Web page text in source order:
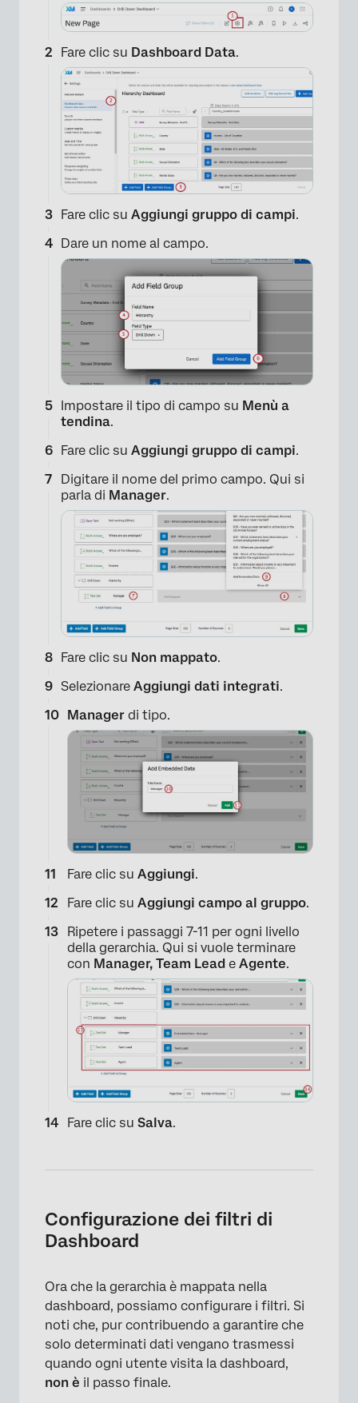
×
×
Fare clic su Dashboard Data.
×
Fare clic su Aggiungi gruppo di campi.
Dare un nome al campo.
×
Impostare il tipo di campo su Menù a
tendina.
Fare clic su Aggiungi gruppo di campi.
Digitare il nome del primo campo. Qui si
parla di Manager.
Fare clic su Non mappato.
Selezionare Aggiungi dati integrati.
Manager di tipo.
Fare clic su Aggiungi.
Fare clic su Aggiungi campo al gruppo.
Ripetere i passaggi 7-11 per ogni livello
della gerarchia. Qui si vuole terminare
con Manager, Team Lead e Agente.
Fare clic su Salva.
Configurazione dei filtri di
Dashboard
Ora che la gerarchia è mappata nella
dashboard, possiamo configurare i filtri. Si
noti che, pur contribuendo a garantire che
solo determinati dati vengano trasmessi
quando ogni utente visita la dashboard,
non è il passo finale.